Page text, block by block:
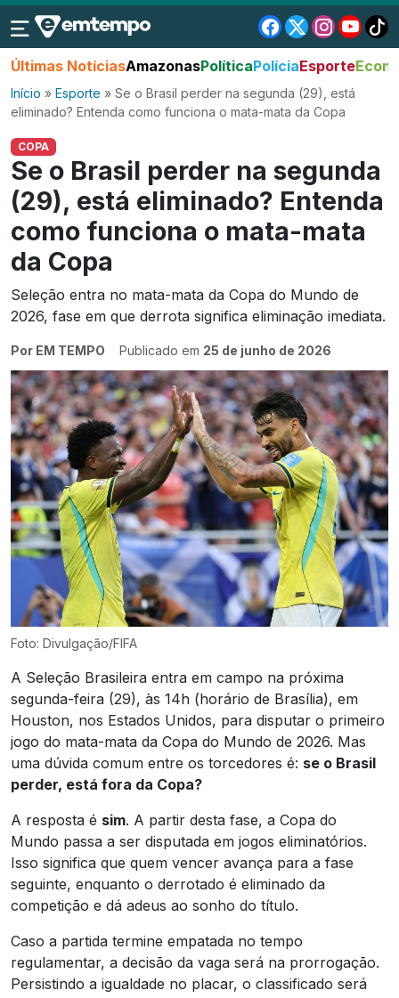
Últimas NotíciasAmazonasPolíticaPolíciaEsporte
Início » Esporte » Se o Brasil perder na segunda (29), está
eliminado? Entenda como funciona o mata-mata da Copa
COPA
Se o Brasil perder na segunda
(29), está eliminado? Entenda
como funciona o mata-mata
da Copa
Seleção entra no mata-mata da Copa do Mundo de
2026, fase em que derrota significa eliminação imediata.
Por EM TEMPO Publicado em 25 de junho de 2026
Foto: Divulgação/FIFA
A Seleção Brasileira entra em campo na próxima
segunda-feira (29), às 14h (horário de Brasília), em
Houston, nos Estados Unidos, para disputar o primeiro
jogo do mata-mata da Copa do Mundo de 2026. Mas
uma dúvida comum entre os torcedores é: se o Brasil
perder, está fora da Copa?
A resposta é sim. A partir desta fase, a Copa do
Mundo passa a ser disputada em jogos eliminatórios.
Isso significa que quem vencer avança para a fase
seguinte, enquanto o derrotado é eliminado da
competição e dá adeus ao sonho do título.
Caso a partida termine empatada no tempo
regulamentar, a decisão da vaga será na prorrogação.
Persistindo a igualdade no placar, o classificado será